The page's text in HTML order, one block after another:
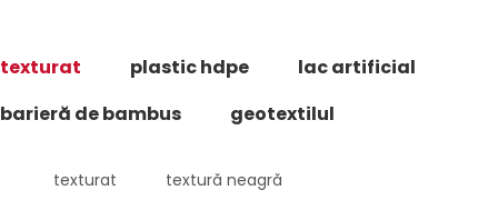
texturat plastic hdpe
lac artificial
barieră de bambus
geotextilul
texturat textură neagră